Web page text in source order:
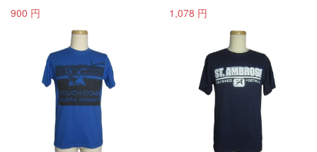
900 円 1,078 円